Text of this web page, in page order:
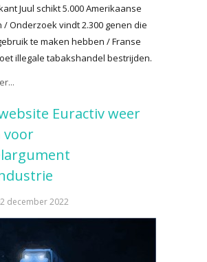
Juul schikt 5.000 Amerikaanse
Onderzoek vindt 2.300 genen die
te maken hebben / Franse
illegale tabakshandel bestrijden.
Euractiv weer
voor
december 2022